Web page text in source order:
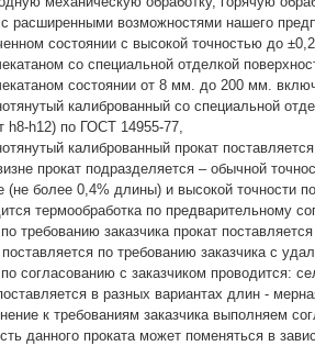
расширенными возможностями нашего
состоянии с высокой точностью до
со специальной отделкой
состоянии от 8 мм. до 200 мм.
калиброванный со специальной
h8-h12) по ГОСТ 14955-77,
калиброванный прокат
прокат подразделяется – обычной
(не более 0,4% длины) и высокой точности
термообработка по предварительному
требованию заказчика прокат
поставляется по требованию заказчика с
согласованию с заказчиком проводится:
в разных вариантах длин -
к требованиям заказчика выполняем
данного проката может поменяться в